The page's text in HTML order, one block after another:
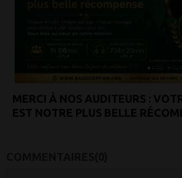
MERCI À NOS AUDITEURS :
EST NOTRE PLUS BELLE